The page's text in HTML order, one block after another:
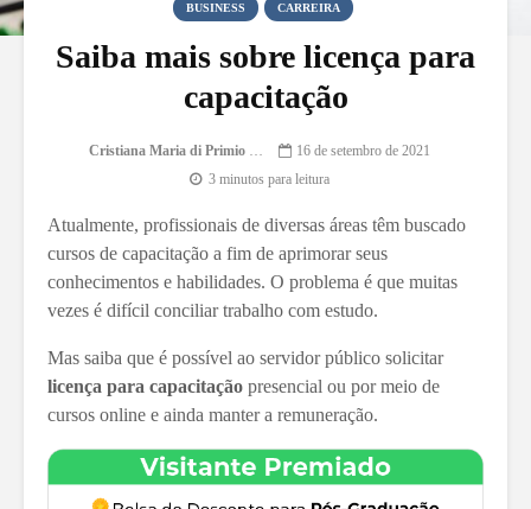
BUSINESS CARREIRA
Saiba mais sobre licença para
capacitação
Cristiana Maria di Primio Gonçalves
16 de setembro de 2021
3 minutos para leitura
Atualmente, profissionais de diversas áreas têm buscado
cursos de capacitação a fim de aprimorar seus
conhecimentos e habilidades. O problema é que muitas
vezes é difícil conciliar trabalho com estudo.
Mas saiba que é possível ao servidor público solicitar
licença para capacitação presencial ou por meio de
cursos online e ainda manter a remuneração.